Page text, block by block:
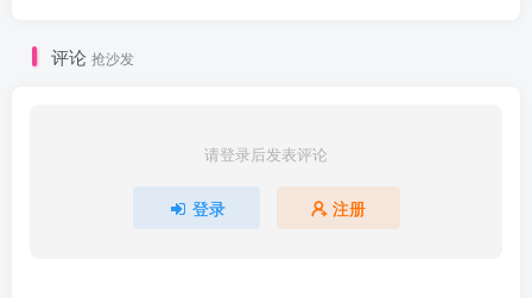
评论 抢沙发
请登录后发表评论
登录 注册